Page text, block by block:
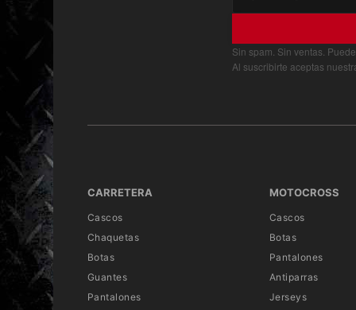
Sin spam. Sin ventas.
Al suscribirte aceptas
CARRETERA
Cascos
Chaquetas
Botas
Guantes
Pantalones
MOTOCROSS
Cascos
Botas
Pantalones
Antiparras
Jerseys